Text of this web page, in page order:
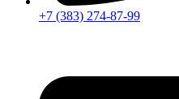
+7 (383) 274-87-99